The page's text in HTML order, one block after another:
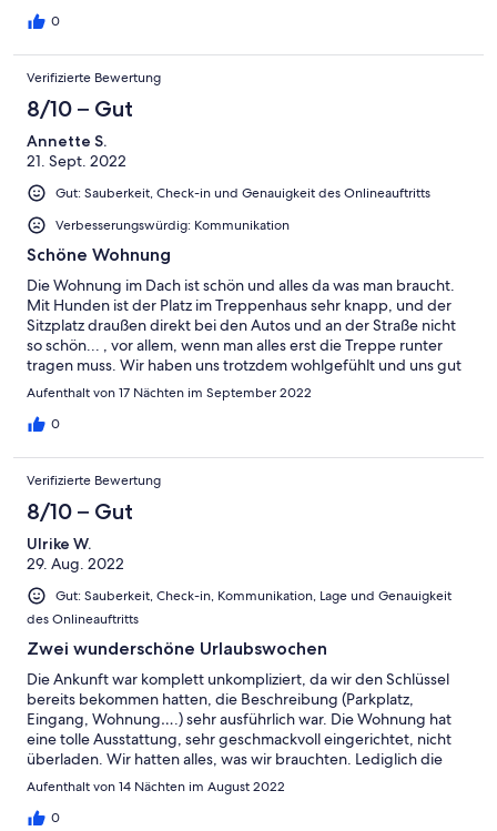
hätten wir sie über diverse Wege erreichen können, gab aber
wiederkommen! :-) Einziger Hinweis wäre von uns, dass die
Wohnung tendenziell eher für kleinere Leute gemacht ist, da es
leichte Dachschrägen in den ohnehin kleinen Zimmern gibt und
der Eingangsbereich etwas gedrungen ist.
0
Verifizierte Bewertung
8/10 – Gut
Annette S.
21. Sept. 2022
Gut: Sauberkeit, Check-in und Genauigkeit des Onlineauftritts
Verbesserungswürdig: Kommunikation
Schöne Wohnung
Die Wohnung im Dach ist schön und alles da was man braucht.
Mit Hunden ist der Platz im Treppenhaus sehr knapp, und der
Sitzplatz draußen direkt bei den Autos und an der Straße nicht
so schön... , vor allem, wenn man alles erst die Treppe runter
tragen muss. Wir haben uns trotzdem wohlgefühlt und uns gut
erholt
Aufenthalt von 17 Nächten im September 2022
0
Verifizierte Bewertung
8/10 – Gut
Ulrike W.
29. Aug. 2022
Gut: Sauberkeit, Check-in, Kommunikation, Lage und Genauigkeit
des Onlineauftritts
Zwei wunderschöne Urlaubswochen
Die Ankunft war komplett unkompliziert, da wir den Schlüssel
bereits bekommen hatten, die Beschreibung (Parkplatz,
Eingang, Wohnung….) sehr ausführlich war. Die Wohnung hat
eine tolle Ausstattung, sehr geschmackvoll eingerichtet, nicht
überladen. Wir hatten alles, was wir brauchten. Lediglich die
steile Treppe hoch war anfangs gewöhnungsbedürftig. Die
Lage war optimal, da man gleich am Strand vorne ist. Einfach
schön!!! Da es durchgehend warm und sonnig war, habe ich
Aufenthalt von 14 Nächten im August 2022
0